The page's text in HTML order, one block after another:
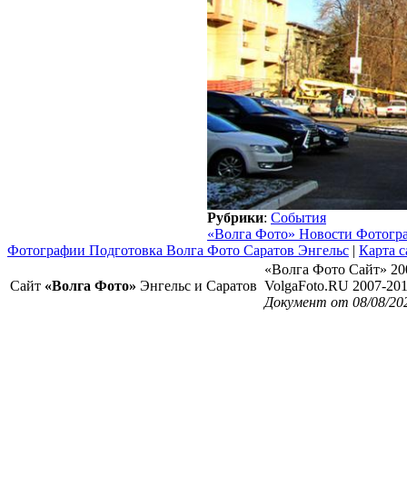
Рубрики: События
«Волга Фото» Новости
Фотографии Подготовка Волга Фото Саратов Энгельс | Карта
Сайт «Волга Фото» Энгельс и Саратов
«Волга Фото Сайт»
VolgaFoto.RU 2007-
Документ от 08/08/